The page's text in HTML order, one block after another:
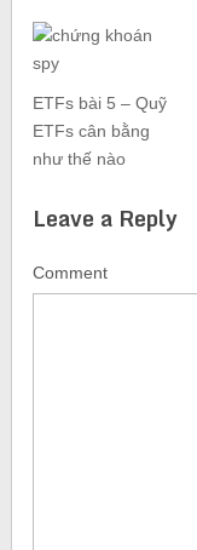
ETFs bài 5 – Quỹ
ETFs cân bằng
như thế nào
Leave a Reply
Comment